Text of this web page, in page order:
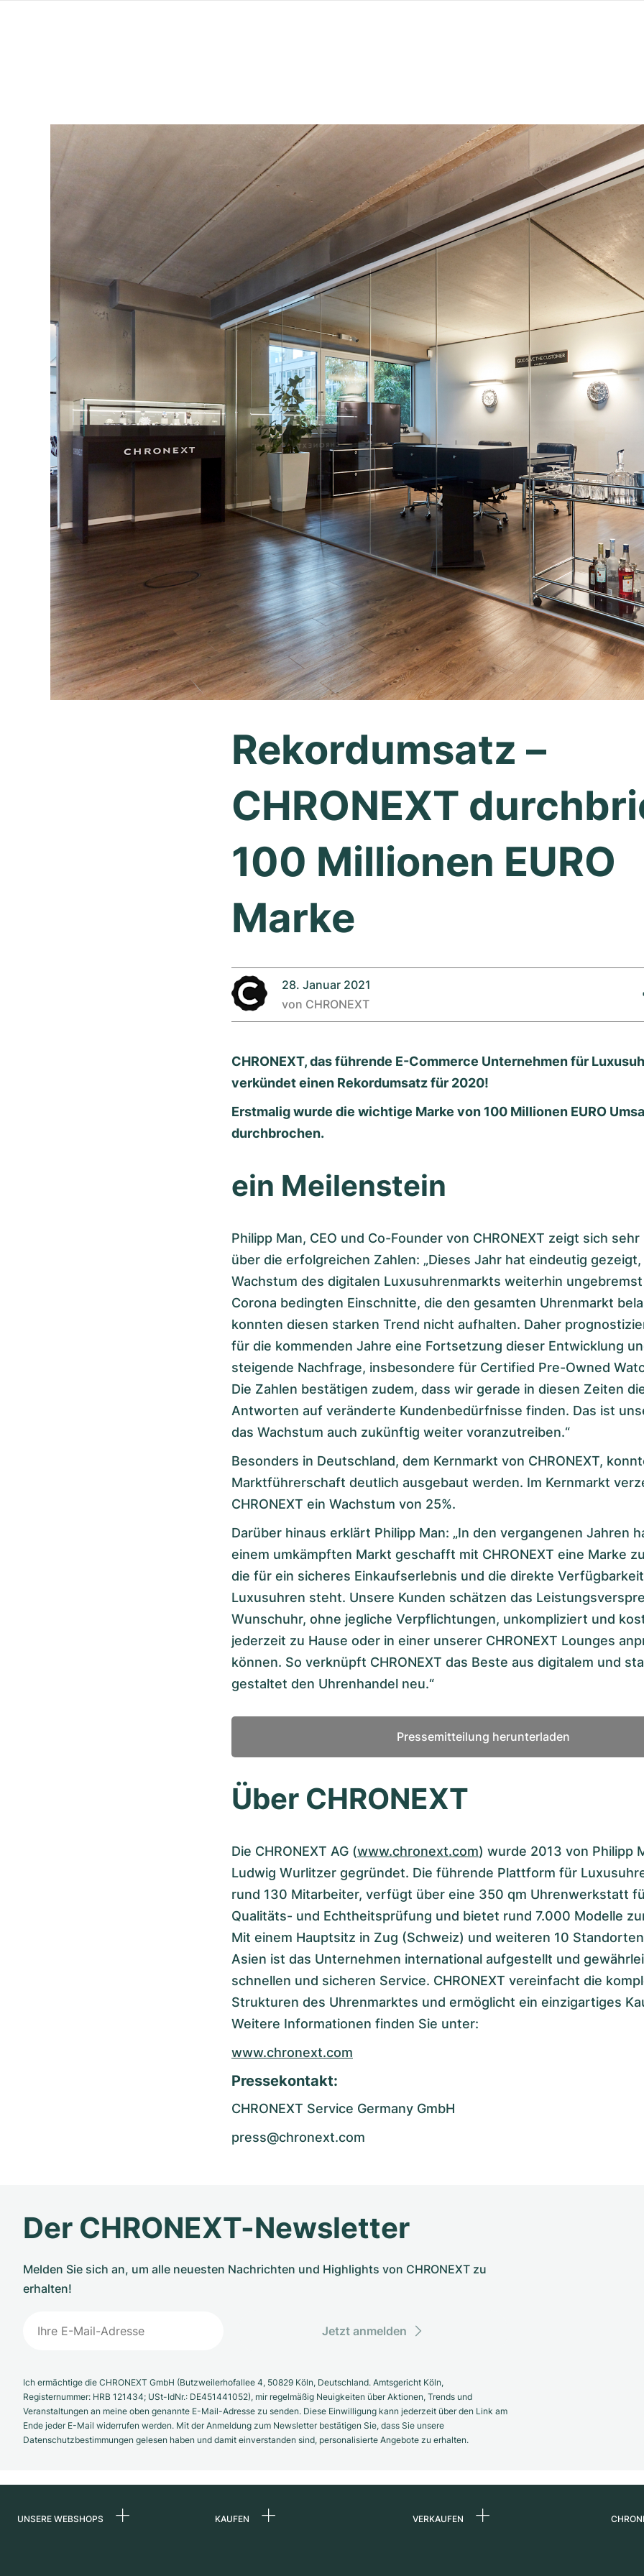
Rekordumsatz –
CHRONEXT
100 Millionen EURO
Marke
28. Januar 2021
von CHRONEXT
CHRONEXT, das führende E-Commerce Unternehmen für
verkündet einen Rekordumsatz für 2020!
Erstmalig wurde die wichtige Marke von 100 Millionen EURO
durchbrochen.
ein Meilenstein
Philipp Man, CEO und Co-Founder von CHRONEXT zeigt sich
über die erfolgreichen Zahlen: „Dieses Jahr hat eindeutig
Wachstum des digitalen Luxusuhrenmarkts weiterhin
Corona bedingten Einschnitte, die den gesamten Uhrenmarkt
konnten diesen starken Trend nicht aufhalten. Daher
für die kommenden Jahre eine Fortsetzung dieser Entwicklung
steigende Nachfrage, insbesondere für Certified Pre-Owned
Die Zahlen bestätigen zudem, dass wir gerade in diesen Zeiten
Antworten auf veränderte Kundenbedürfnisse finden. Das ist
das Wachstum auch zukünftig weiter voranzutreiben.“
Besonders in Deutschland, dem Kernmarkt von CHRONEXT,
Marktführerschaft deutlich ausgebaut werden. Im Kernmarkt
CHRONEXT ein Wachstum von 25%.
Darüber hinaus erklärt Philipp Man: „In den vergangenen Jahren
einem umkämpften Markt geschafft mit CHRONEXT eine Marke
die für ein sicheres Einkaufserlebnis und die direkte
Luxusuhren steht. Unsere Kunden schätzen das
Wunschuhr, ohne jegliche Verpflichtungen, unkompliziert und
jederzeit zu Hause oder in einer unserer CHRONEXT Lounges
können. So verknüpft CHRONEXT das Beste aus digitalem und
gestaltet den Uhrenhandel neu.“
Pressemitteilung herunterladen
Über CHRONEXT
Die CHRONEXT AG (www.chronext.com) wurde 2013 von Philipp
Ludwig Wurlitzer gegründet. Die führende Plattform für
rund 130 Mitarbeiter, verfügt über eine 350 qm Uhrenwerkstatt
Qualitäts- und Echtheitsprüfung und bietet rund 7.000 Modelle
Mit einem Hauptsitz in Zug (Schweiz) und weiteren 10
Asien ist das Unternehmen international aufgestellt und
schnellen und sicheren Service. CHRONEXT vereinfacht die
Strukturen des Uhrenmarktes und ermöglicht ein einzigartiges
Weitere Informationen finden Sie unter:
www.chronext.com
Pressekontakt:
CHRONEXT Service Germany GmbH
press@chronext.com
Der CHRONEXT-Newsletter
Melden Sie sich an, um alle neuesten Nachrichten und Highlights von CHRONEXT zu
erhalten!
Jetzt anmelden
Ich ermächtige die CHRONEXT GmbH (Butzweilerhofallee 4, 50829 Köln, Deutschland. Amtsgericht Köln,
Registernummer: HRB 121434; USt-IdNr.: DE451441052), mir regelmäßig Neuigkeiten über Aktionen, Trends und
Veranstaltungen an meine oben genannte E-Mail-Adresse zu senden. Diese Einwilligung kann jederzeit über den Link am
Ende jeder E-Mail widerrufen werden. Mit der Anmeldung zum Newsletter bestätigen Sie, dass Sie unsere
Datenschutzbestimmungen gelesen haben und damit einverstanden sind, personalisierte Angebote zu erhalten.
UNSERE WEBSHOPS KAUFEN VERKAUFEN